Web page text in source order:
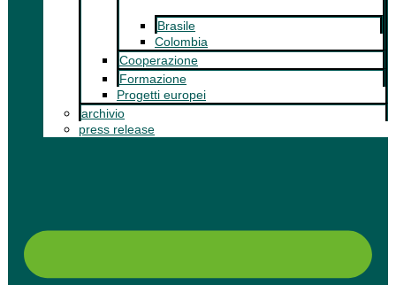
Brasile
Colombia
Cooperazione
Formazione
Progetti europei
archivio
press release